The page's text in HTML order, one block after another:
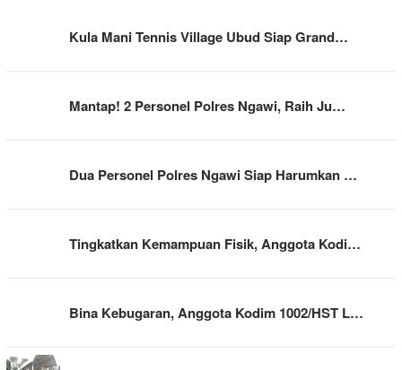
Kula Mani Tennis Village Ubud Siap Grand…
Mantap! 2 Personel Polres Ngawi, Raih Ju…
Dua Personel Polres Ngawi Siap Harumkan …
Tingkatkan Kemampuan Fisik, Anggota Kodi…
Bina Kebugaran, Anggota Kodim 1002/HST L…